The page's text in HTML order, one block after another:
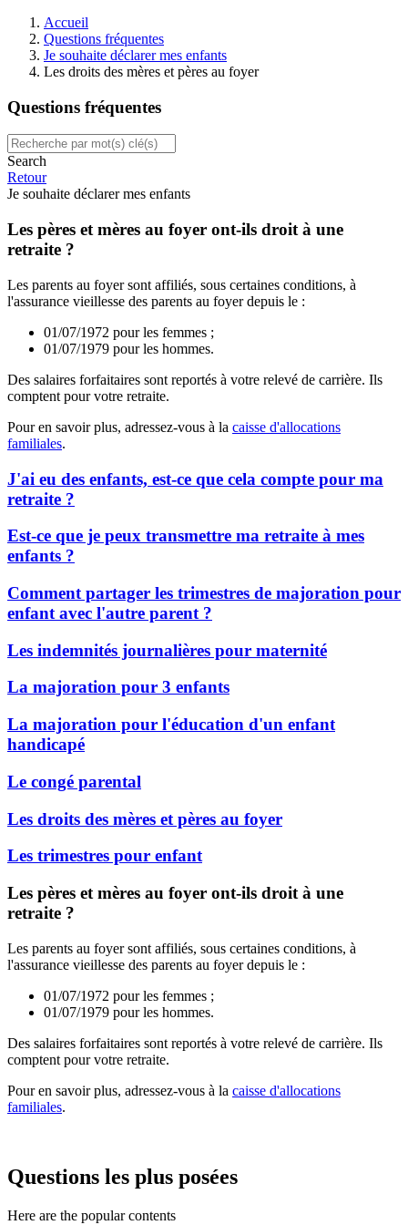
Accueil
Questions fréquentes
Je souhaite déclarer mes enfants
Les droits des mères et pères au foyer
Questions fréquentes
Search
Retour
Je souhaite déclarer mes enfants
Les pères et mères au foyer ont-ils droit à une
retraite ?
Les parents au foyer sont affiliés, sous certaines conditions, à
l'assurance vieillesse des parents au foyer depuis le :
01/07/1972 pour les femmes ;
01/07/1979 pour les hommes.
Des salaires forfaitaires sont reportés à votre relevé de carrière. Ils
comptent pour votre retraite.
Pour en savoir plus, adressez-vous à la caisse d'allocations
familiales.
J'ai eu des enfants, est-ce que cela compte pour ma
retraite ?
Est-ce que je peux transmettre ma retraite à mes
enfants ?
Comment partager les trimestres de majoration pour
enfant avec l'autre parent ?
Les indemnités journalières pour maternité
La majoration pour 3 enfants
La majoration pour l'éducation d'un enfant
handicapé
Le congé parental
Les droits des mères et pères au foyer
Les trimestres pour enfant
Les pères et mères au foyer ont-ils droit à une
retraite ?
Les parents au foyer sont affiliés, sous certaines conditions, à
l'assurance vieillesse des parents au foyer depuis le :
01/07/1972 pour les femmes ;
01/07/1979 pour les hommes.
Des salaires forfaitaires sont reportés à votre relevé de carrière. Ils
comptent pour votre retraite.
Pour en savoir plus, adressez-vous à la caisse d'allocations
familiales.
Questions les plus posées
Here are the popular contents